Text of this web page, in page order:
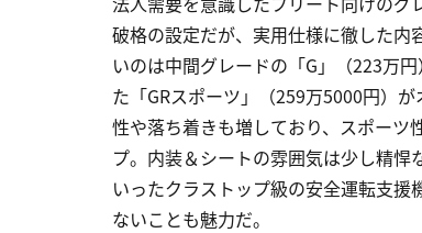
破格の設定だが、実用仕様に徹した
いのは中間グレードの「G」（223万
た「GRスポーツ」（259万5000円）
性や落ち着きも増しており、スポーツ
プ。内装＆シートの雰囲気は少し精
いったクラストップ級の安全運転支
ないことも魅力だ。